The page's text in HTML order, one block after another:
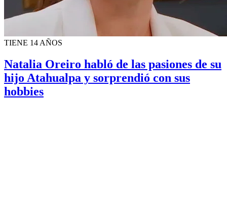
TIENE 14 AÑOS
Natalia Oreiro habló de las pasiones de su
hijo Atahualpa y sorprendió con sus
hobbies